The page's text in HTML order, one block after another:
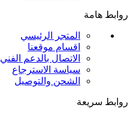
روابط هامة
المتجر الرئيسي
اقسام موقعنا
الاتصال بالدعم الفني
سياسة الاسترجاع
الشحن والتوصيل
روابط سريعة